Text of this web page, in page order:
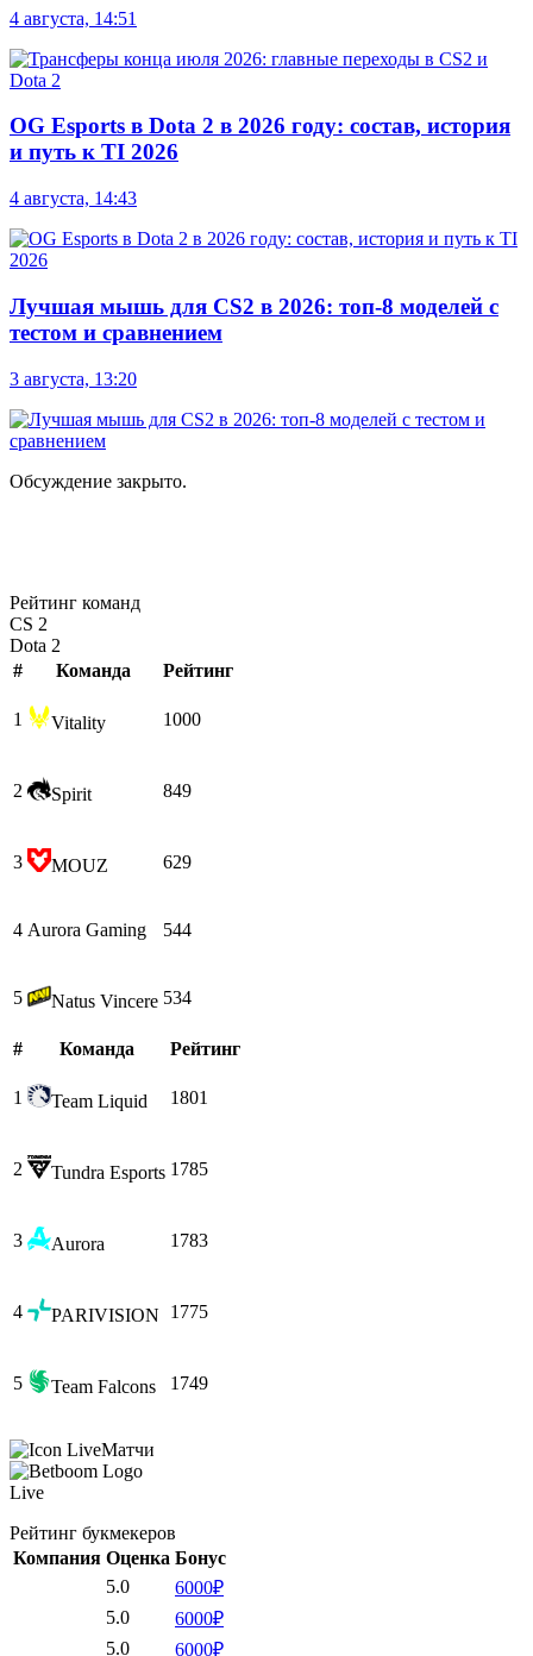
4 августа, 14:51
OG Esports в Dota 2 в 2026 году: состав, история
и путь к TI 2026
4 августа, 14:43
Лучшая мышь для CS2 в 2026: топ-8 моделей с
тестом и сравнением
3 августа, 13:20
Обсуждение закрыто.
Рейтинг команд
CS 2
Dota 2
#
Команда Рейтинг
1 Vitality 1000
2 Spirit 849
3 MOUZ 629
4 Aurora Gaming 544
5 Natus Vincere 534
# Команда Рейтинг
1 Team Liquid 1801
2 Tundra Esports 1785
3 Aurora 1783
4 PARIVISION 1775
5 Team Falcons 1749
Матчи
Live
Рейтинг букмекеров
Компания Оценка Бонус
5.0
6000₽
5.0
6000₽
5.0
6000₽